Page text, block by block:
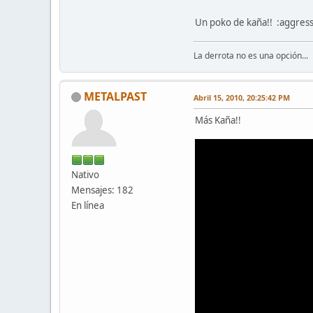
Un poko de kaña!!
La derrota no es una opción...
METALPAST
Nativo
Mensajes: 182
En línea
Abril 15, 2010, 20:25:42 PM
Más Kaña!!